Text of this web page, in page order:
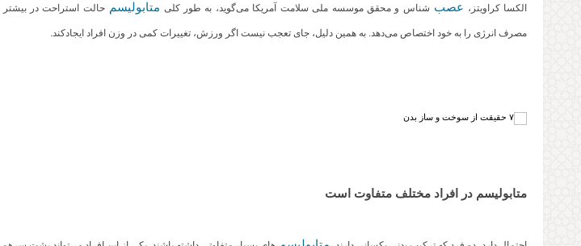
الکسا کراویتز، عصب‌ شناس و محقق موسسه ملی سلامت آمریکا می‌گوید،‌ به طور کلی متابولیسم
مصرف انرژی را به خود اختصاص می‌دهد. به همین دلیل،‌ جای تعجب نیست اگر ورزش، تغییرات کمی در وزن افراد ایجادکند.
متابولیسم در افراد مختلف متفاوت است